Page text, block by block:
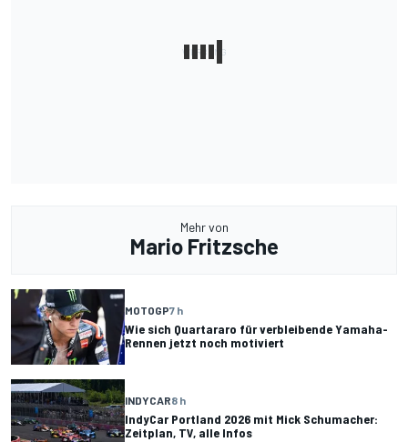
Mehr von
Mario Fritzsche
MOTOGP7 h
Wie sich Quartararo für verbleibende Yamaha-
Rennen jetzt noch motiviert
INDYCAR8 h
IndyCar Portland 2026 mit Mick Schumacher:
Zeitplan, TV, alle Infos